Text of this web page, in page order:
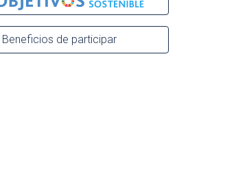
Beneficios de participar